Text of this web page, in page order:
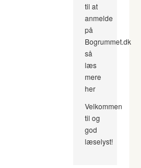
til at
anmelde
på
Bogrummet.dk
så
læs
mere
her
Velkommen
til og
god
læselyst!